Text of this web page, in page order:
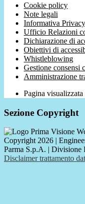
Cookie policy
Note legali
Informativa Privacy
Ufficio Relazioni
Dichiarazione di
Obiettivi di
Whistleblowing
Gestione consensi
Amministrazione
Pagina visualizzata
Sezione Copyright
Copyright 2026 |
Parma S.p.A. |
Disclaimer trattamento